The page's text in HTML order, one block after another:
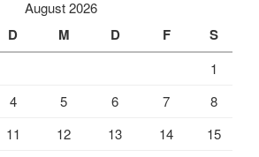
August 2026
D M D F S
1
4 5 6 7
8
11 12 13 14
15